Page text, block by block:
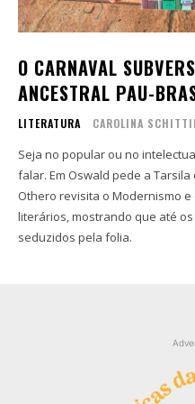
Contato
Zine
Autores
Contato
Filmes
Sobre
Blog
Contato
Zine
Autores
Contato
Filmes
Sobre
Blog
O CARNAVAL
ANCESTRAL PAU-
LITERATURA CAROLINA
Seja no popular ou no
falar. Em Oswald pede a Tarsila que lave suas cuecas, Bruna Kalil
Othero revisita o Modernismo
literários, mostrando que até
seduzidos pela folia.